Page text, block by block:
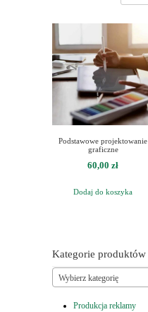
Podstawowe projektowanie
graficzne
60,00 zł
Dodaj do koszyka
Kategorie produktów
Wybierz kategorię
Produkcja reklamy